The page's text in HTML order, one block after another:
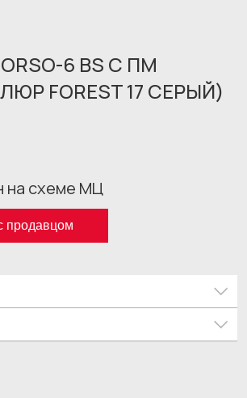
6 BS С ПМ
FOREST 17 СЕРЫЙ)
на схеме МЦ
продавцом